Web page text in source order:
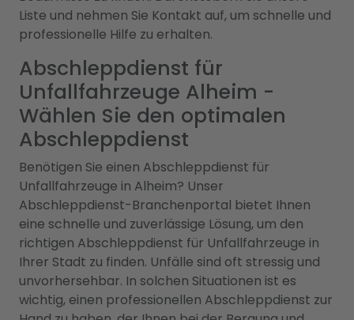
Liste und nehmen Sie Kontakt auf, um schnelle und
professionelle Hilfe zu erhalten.
Abschleppdienst für
Unfallfahrzeuge Alheim -
Wählen Sie den optimalen
Abschleppdienst
Benötigen Sie einen Abschleppdienst für
Unfallfahrzeuge in Alheim? Unser
Abschleppdienst-Branchenportal bietet Ihnen
eine schnelle und zuverlässige Lösung, um den
richtigen Abschleppdienst für Unfallfahrzeuge in
Ihrer Stadt zu finden. Unfälle sind oft stressig und
unvorhersehbar. In solchen Situationen ist es
wichtig, einen professionellen Abschleppdienst zur